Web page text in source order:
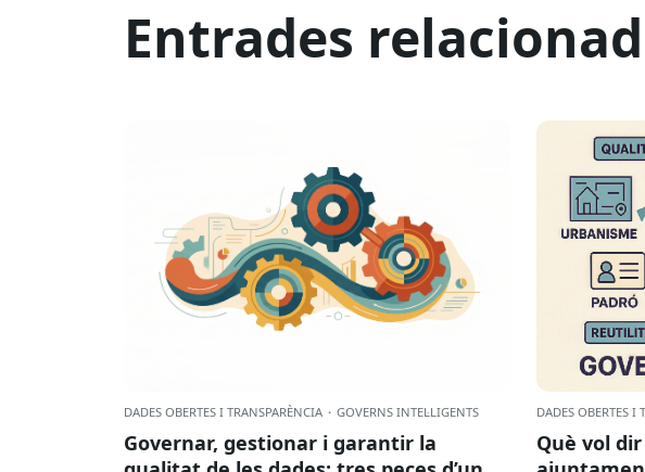
Entrades
DADES OBERTES I TRANSPARÈNCIA · GOVERNS INTEL·LIGENTS
Governar, gestionar i garantir la
DADES OBERTES I
Què vol